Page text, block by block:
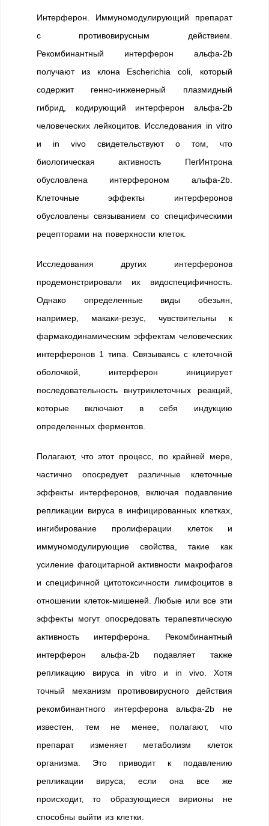
Интерферон. Иммуномодулирующий препарат
с противовирусным действием.
Рекомбинантный интерферон альфа-2b
получают из клона Еscherichia coli, который
содержит генно-инженерный плазмидный
гибрид, кодирующий интерферон альфа-2b
человеческих лейкоцитов. Исследования in vitro
и in vivo свидетельствуют о том, что
биологическая активность ПегИнтрона
обусловлена интерфероном альфа-2b.
Клеточные эффекты интерферонов
обусловлены связыванием со специфическими
рецепторами на поверхности клеток.
Исследования других интерферонов
продемонстрировали их видоспецифичность.
Однако определенные виды обезьян,
например, макаки-резус, чувствительны к
фармакодинамическим эффектам человеческих
интерферонов 1 типа. Связываясь с клеточной
оболочкой, интерферон инициирует
последовательность внутриклеточных реакций,
которые включают в себя индукцию
определенных ферментов.
Полагают, что этот процесс, по крайней мере,
частично опосредует различные клеточные
эффекты интерферонов, включая подавление
репликации вируса в инфицированных клетках,
ингибирование пролиферации клеток и
иммуномодулирующие свойства, такие как
усиление фагоцитарной активности макрофагов
и специфичной цитотоксичности лимфоцитов в
отношении клеток-мишеней. Любые или все эти
эффекты могут опосредовать терапевтическую
активность интерферона. Рекомбинантный
интерферон альфа-2b подавляет также
репликацию вируса in vitro и in vivo. Хотя
точный механизм противовирусного действия
рекомбинантного интерферона альфа-2b не
известен, тем не менее, полагают, что
препарат изменяет метаболизм клеток
организма. Это приводит к подавлению
репликации вируса; если она все же
происходит, то образующиеся вирионы не
способны выйти из клетки.